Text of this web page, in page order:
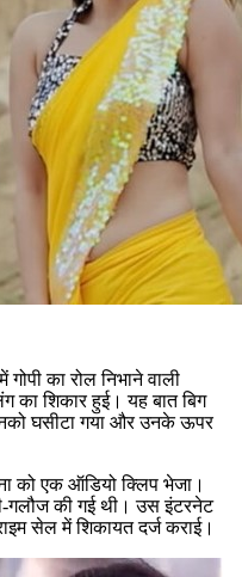
का रोल निभाने वाली
का शिकार हुई। यह बात बिग
घसीटा गया और उनके ऊपर
को एक ऑडियो क्लिप भेजा।
की गई थी। उस इंटरनेट
सेल में शिकायत दर्ज कराई।